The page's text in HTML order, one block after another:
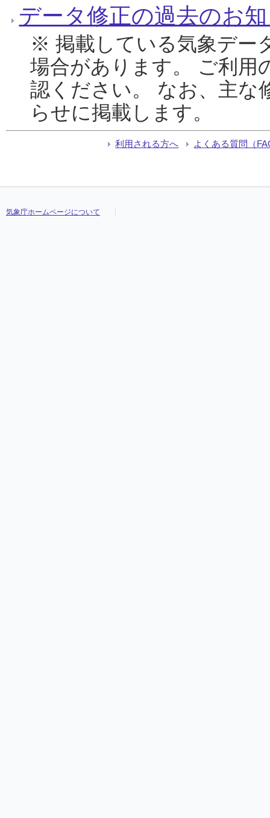
データ修正の過去のお
※ 掲載している気象デー
場合があります。 ご利用
認ください。 なお、主な
らせに掲載します。
利用される方へ よくある質問（
気象庁ホームページについて